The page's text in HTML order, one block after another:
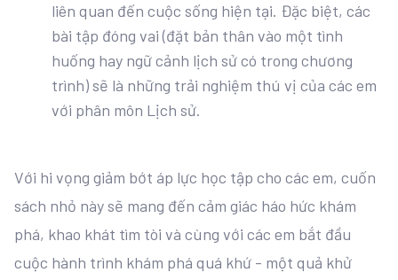
liên quan đến cuộc sống hiện tại. Đặc biệt, các
bài tập đóng vai (đặt bản thân vào một tình
huống hay ngữ cảnh lịch sử có trong chương
trình) sẽ là những trải nghiệm thú vị của các em
với phân môn Lịch sử.
Với hi vọng giảm bớt áp lực học tập cho các em, cuốn
sách nhỏ này sẽ mang đến cảm giác háo hức khám
phá, khao khát tìm tòi và cùng với các em bắt đầu
cuộc hành trình khám phá quá khứ - một quả khử